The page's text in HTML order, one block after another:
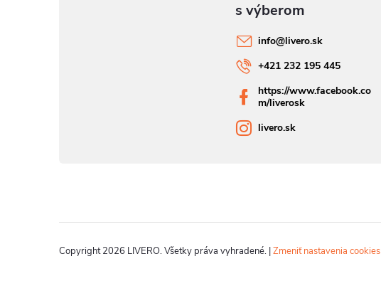
info@livero.sk
+421 232 195 445
https://www.facebook.co
m/liverosk
livero.sk
Copyright 2026 LIVERO. Všetky práva vyhradené. |Zmeniť nastavenia cookies